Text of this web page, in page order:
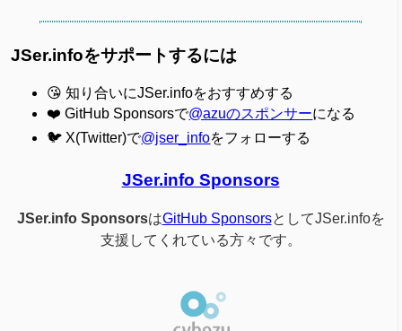
JSer.infoをサポートするには
😘 知り合いにJSer.infoをおすすめする
❤️ GitHub Sponsorsで@azuのスポンサーになる
🐦 X(Twitter)で@jser_infoをフォローする
JSer.info Sponsors
JSer.info SponsorsはGitHub SponsorsとしてJSer.infoを
支援してくれている方々です。